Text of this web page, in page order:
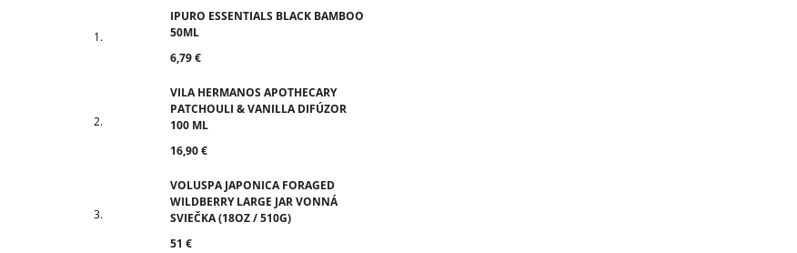
IPURO ESSENTIALS BLACK BAMBOO
50ML
6,79 €
VILA HERMANOS APOTHECARY
PATCHOULI & VANILLA DIFÚZOR
100 ML
16,90 €
VOLUSPA JAPONICA FORAGED
WILDBERRY LARGE JAR VONNÁ
SVIEČKA (18OZ / 510G)
51 €